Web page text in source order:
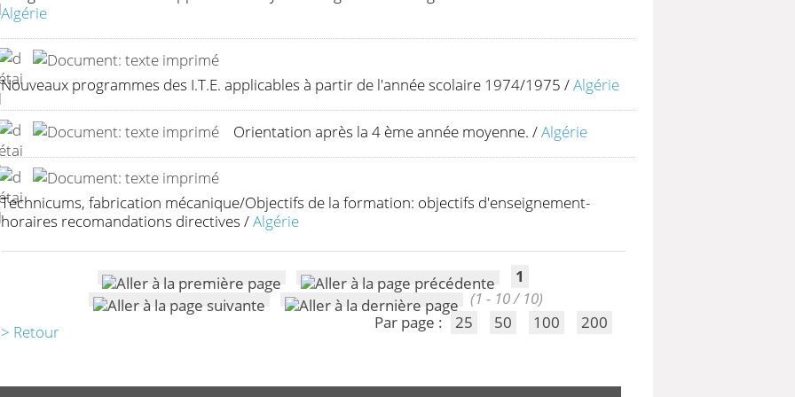
Algérie
Nouveaux programmes des I.T.E. applicables à partir de l'année scolaire 1974/1975 /Algérie
Orientation après la 4 ème année moyenne. /Algérie
Technicums, fabrication mécanique/Objectifs de la formation: objectifs d'enseignement-
horaires recomandations directives /Algérie
1
(1 - 10 / 10)
Par page :
25 50 100 200
Retour